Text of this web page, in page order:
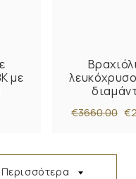
με
€3660.00
Περισσότερα